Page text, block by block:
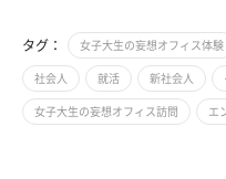
タグ： 女子大生の妄想オフィス体験
社会人 就活 新社会人
女子大生の妄想オフィス訪問 エ